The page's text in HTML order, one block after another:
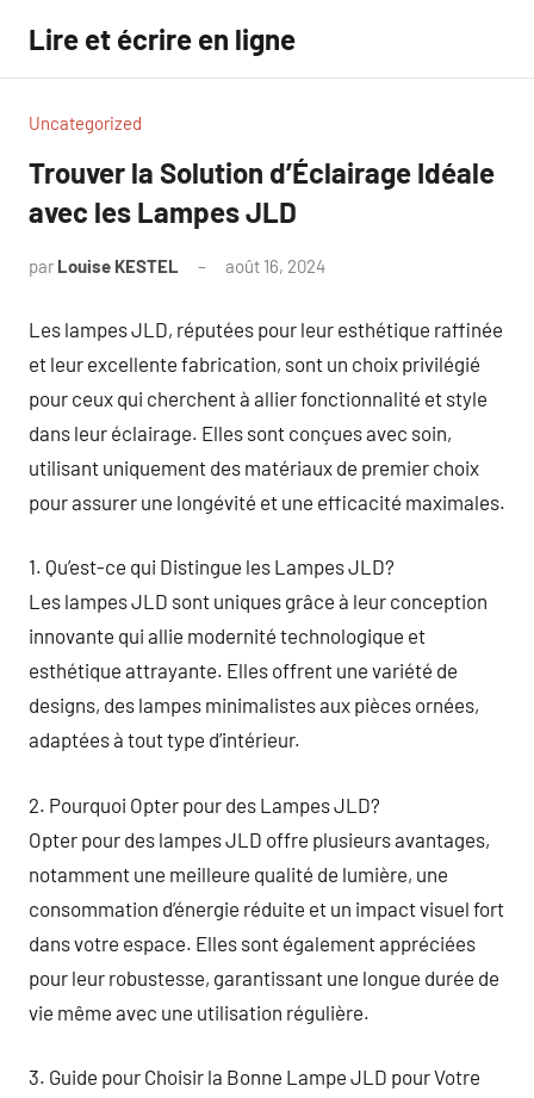
contenu
Lire et écrire en ligne
Uncategorized
Trouver la Solution d’Éclairage Idéale
avec les Lampes JLD
par Louise KESTEL août 16, 2024
Les lampes JLD, réputées pour leur esthétique raffinée
et leur excellente fabrication, sont un choix privilégié
pour ceux qui cherchent à allier fonctionnalité et style
dans leur éclairage. Elles sont conçues avec soin,
utilisant uniquement des matériaux de premier choix
pour assurer une longévité et une efficacité maximales.
1. Qu’est-ce qui Distingue les Lampes JLD?
Les lampes JLD sont uniques grâce à leur conception
innovante qui allie modernité technologique et
esthétique attrayante. Elles offrent une variété de
designs, des lampes minimalistes aux pièces ornées,
adaptées à tout type d’intérieur.
2. Pourquoi Opter pour des Lampes JLD?
Opter pour des lampes JLD offre plusieurs avantages,
notamment une meilleure qualité de lumière, une
consommation d’énergie réduite et un impact visuel fort
dans votre espace. Elles sont également appréciées
pour leur robustesse, garantissant une longue durée de
vie même avec une utilisation régulière.
3. Guide pour Choisir la Bonne Lampe JLD pour Votre